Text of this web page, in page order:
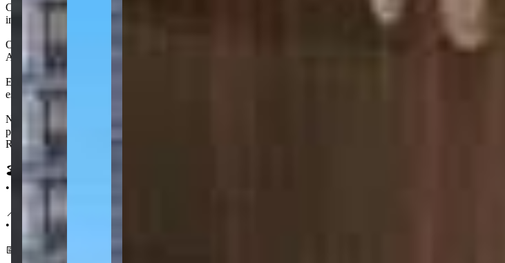
Com acabamento de alto padrão, o CNA Latitude foi projetado para garantir conforto e sofisticação em cada
infraestrutura para ar-condicionado.
O CNA Latitude está localizado na Meia Praia, em Itapema, uma região que combina a beleza da praia com a
Andorinha, a Meia Praia se destaca por suas ruas largas e avenidas comerciais, como a Nereu Ramos,
Este bairro proporciona aos moradores uma variedade gastronômica rica e a praia mais procurada de Itapema. O
esportes, ciclovia, academias ao ar livre e quadras ao longo dos 4,5 km de orla.
No aspecto imobiliário, Meia Praia é um dos principais polos de Itapema, com lançamentos imobiliários de alto
privativos, agregando valor e sofisticação. O bairro também concentra importantes serviços, incluindo as
Russi.
🏖️ Características:
• Frente mar
📍 Localização:
• 400 m do Shopping Russi & Russi
📅 Entrega em dezembro 2029